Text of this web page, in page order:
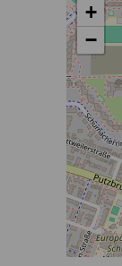
+
−